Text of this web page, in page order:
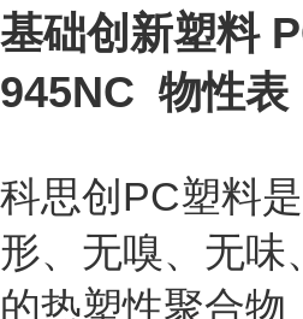
基础创新塑料
945NC 物性表
科思创PC塑料
形、无嗅、无味
的热塑性聚合物